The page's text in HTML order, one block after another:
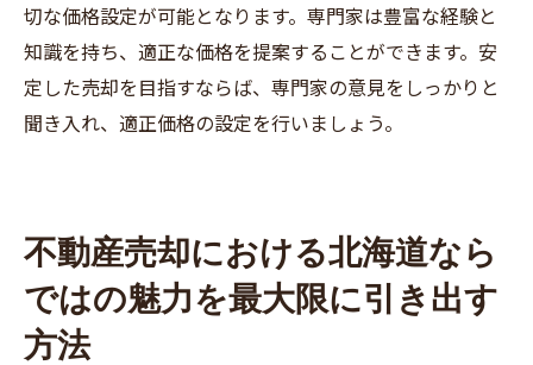
切な価格設定が可能となります。専門家は豊富な経験と
知識を持ち、適正な価格を提案することができます。安
定した売却を目指すならば、専門家の意見をしっかりと
聞き入れ、適正価格の設定を行いましょう。
不動産売却における北海道なら
ではの魅力を最大限に引き出す
方法